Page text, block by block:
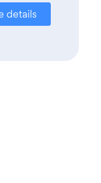
details